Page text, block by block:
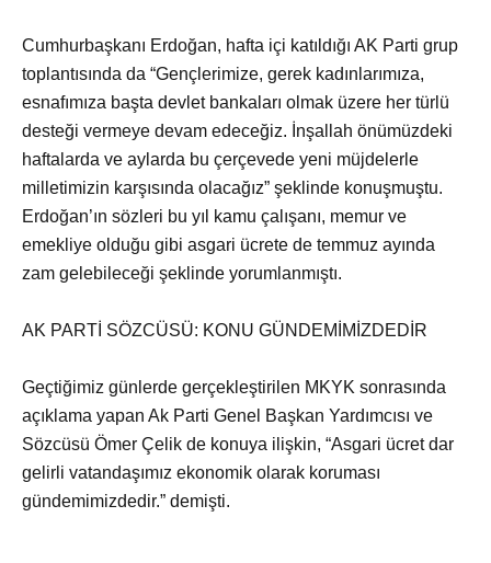
Cumhurbaşkanı Erdoğan, hafta içi katıldığı AK Parti grup
toplantısında da “Gençlerimize, gerek kadınlarımıza,
esnafımıza başta devlet bankaları olmak üzere her türlü
desteği vermeye devam edeceğiz. İnşallah önümüzdeki
haftalarda ve aylarda bu çerçevede yeni müjdelerle
milletimizin karşısında olacağız” şeklinde konuşmuştu.
Erdoğan’ın sözleri bu yıl kamu çalışanı, memur ve
emekliye olduğu gibi asgari ücrete de temmuz ayında
zam gelebileceği şeklinde yorumlanmıştı.
AK PARTİ SÖZCÜSÜ: KONU GÜNDEMİMİZDEDİR
Geçtiğimiz günlerde gerçekleştirilen MKYK sonrasında
açıklama yapan Ak Parti Genel Başkan Yardımcısı ve
Sözcüsü Ömer Çelik de konuya ilişkin, “Asgari ücret dar
gelirli vatandaşımız ekonomik olarak koruması
gündemimizdedir.” demişti.